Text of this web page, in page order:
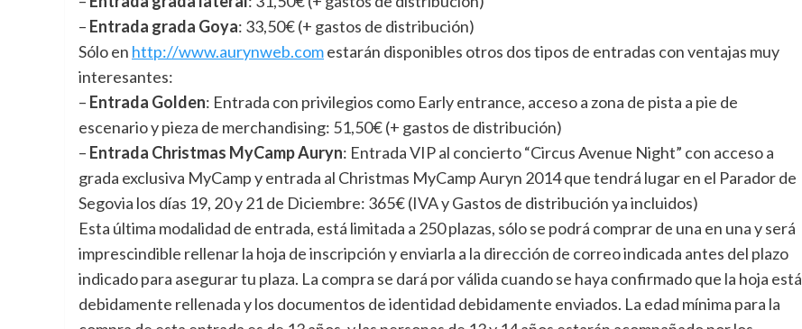
– Entrada grada Goya: 33,50€ (+ gastos de distribución)
Sólo en http://www.aurynweb.comestarán disponibles otros dos tipos de entradas con ventajas muy
interesantes:
– Entrada Golden: Entrada con privilegios como Early entrance, acceso a zona de pista a pie de
escenario y pieza de merchandising: 51,50€ (+ gastos de distribución)
– Entrada Christmas MyCamp Auryn: Entrada VIP al concierto “Circus Avenue Night” con acceso a
grada exclusiva MyCamp y entrada al Christmas MyCamp Auryn 2014 que tendrá lugar en el Parador de
Segovia los días 19, 20 y 21 de Diciembre: 365€ (IVA y Gastos de distribución ya incluidos)
Esta última modalidad de entrada, está limitada a 250 plazas, sólo se podrá comprar de una en una y será
imprescindible rellenar la hoja de inscripción y enviarla a la dirección de correo indicada antes del plazo
indicado para asegurar tu plaza. La compra se dará por válida cuando se haya confirmado que la hoja está
debidamente rellenada y los documentos de identidad debidamente enviados. La edad mínima para la